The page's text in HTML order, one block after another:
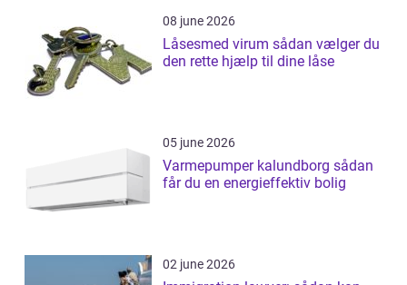
08 june 2026
Låsesmed virum sådan vælger du
den rette hjælp til dine låse
05 june 2026
Varmepumper kalundborg sådan
får du en energieffektiv bolig
02 june 2026